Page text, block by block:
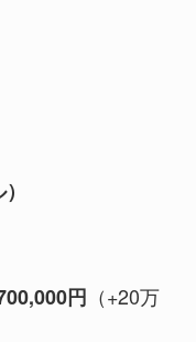
円 （+20万